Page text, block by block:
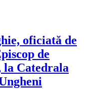
oficiată de
de
la Catedrala